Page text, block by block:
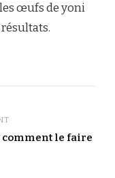
œufs de yoni
comment le faire